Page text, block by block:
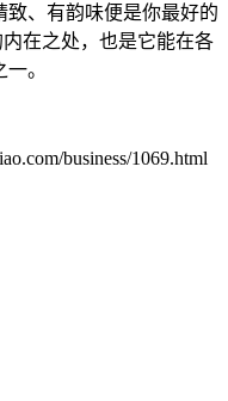
、有韵味便是你最好的
在之处，也是它能在各
。
business/1069.html